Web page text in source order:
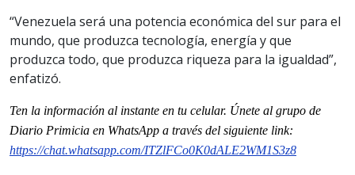
“Venezuela será una potencia económica del sur para el
mundo, que produzca tecnología, energía y que
produzca todo, que produzca riqueza para la igualdad”,
enfatizó.
Ten la información al instante en tu celular. Únete al grupo de
Diario Primicia en WhatsApp a través del siguiente link:
https://chat.whatsapp.com/ITZlFCo0K0dALE2WM1S3z8